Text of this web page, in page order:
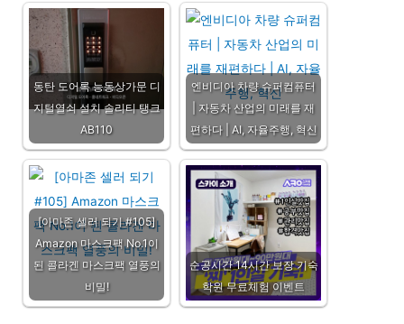
동탄 도어록 능동상가문 디
지털열쇠 설치 솔리티 탱크
AB110
엔비디아 차량 슈퍼컴퓨터
| 자동차 산업의 미래를 재
편하다 | AI, 자율주행, 혁신
[아마존 셀러 되기 #105]
Amazon 마스크팩 No.1이
된 콜라겐 마스크팩 열풍의
비밀!
순공시간 14시간 보장 기숙
학원 무료체험 이벤트